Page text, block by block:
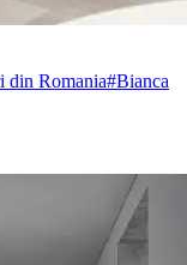
din Romania#Bianca